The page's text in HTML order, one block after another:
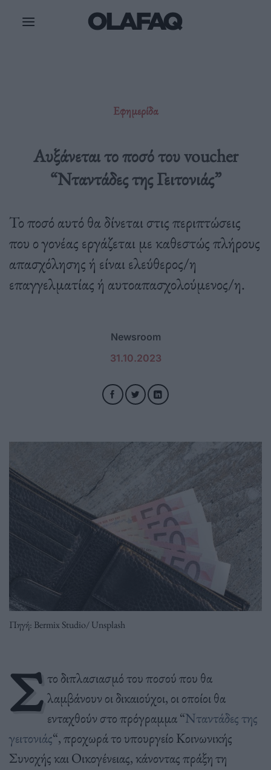
Εφημερίδα
Αυξάνεται το ποσό του voucher
“Νταντάδες της Γειτονιάς”
Το ποσό αυτό θα δίνεται στις περιπτώσεις
που ο γονέας εργάζεται με καθεστώς πλήρους
απασχόλησης ή είναι ελεύθερος/η
επαγγελματίας ή αυτοαπασχολούμενος/η.
Newsroom
31.10.2023
Πηγή: Bermix Studio/ Unsplash
Σ το διπλασιασμό του ποσού που θα
λαμβάνουν οι δικαιούχοι, οι οποίοι θα
ενταχθούν στο πρόγραμμα “Νταντάδες της
γειτονιάς“, προχωρά το υπουργείο Κοινωνικής
Συνοχής και Οικογένειας, κάνοντας πράξη τη